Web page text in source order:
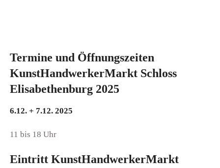
Termine und Öffnungszeiten
KunstHandwerkerMarkt Schloss
Elisabethenburg 2025
6.12. + 7.12. 2025
11 bis 18 Uhr
Eintritt KunstHandwerkerMarkt